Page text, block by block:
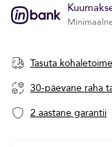
Tasuta
30-päevane raha
2 aastane garantii